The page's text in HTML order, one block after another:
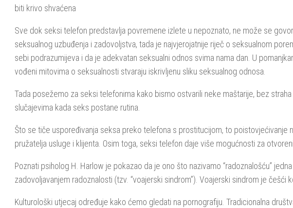
biti krivo shvaćena
Sve dok seksi telefon predstavlja povremene izlete u nepoznato, ne može se
seksualnog uzbuđenja i zadovoljstva, tada je najvjerojatnije riječ o seksualnom
sebi podrazumijeva i da je adekvatan seksualni odnos svima nama dan. U
vođeni mitovima o seksualnosti stvaraju iskrivljenu sliku seksualnog odnosa.
Tada posežemo za seksi telefonima kako bismo ostvarili neke maštarije, bez
slučajevima kada seks postane rutina.
Što se tiče uspoređivanja seksa preko telefona s prostitucijom, to
pružatelja usluge i klijenta. Osim toga, seksi telefon daje više mogućnosti za
Poznati psiholog H. Harlow je pokazao da je ono što nazivamo “radoznalošću”
zadovoljavanjem radoznalosti (tzv. “voajerski sindrom”). Voajerski sindrom je
Kulturološki utjecaj određuje kako ćemo gledati na pornografiju. Tradicionalna